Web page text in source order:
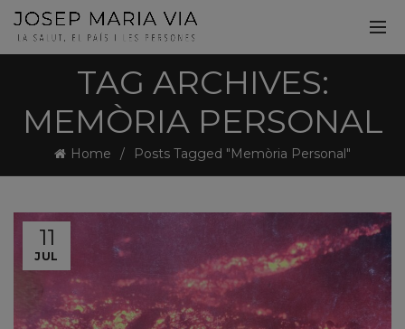
TAG ARCHIVES:
MEMÒRIA PERSONAL
Home Posts Tagged "Memòria Personal"
11
JUL